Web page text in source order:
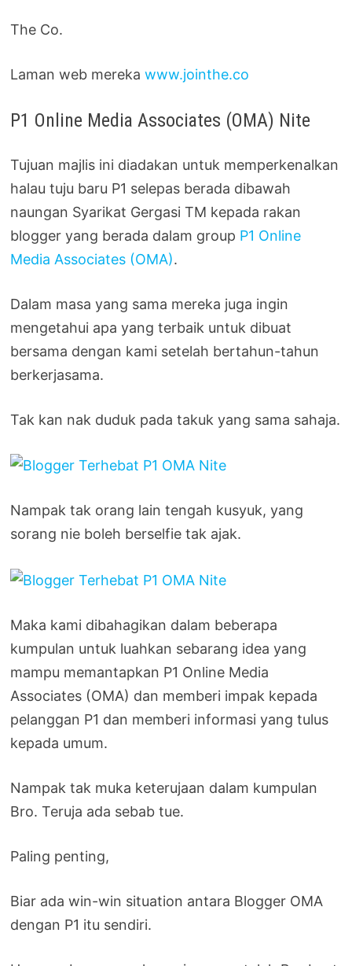
The Co.
Laman web merekawww.jointhe.co
P1 Online Media Associates (OMA) Nite
Tujuan majlis ini diadakan untuk memperkenalkan
halau tuju baru P1 selepas berada dibawah
naungan Syarikat Gergasi TM kepada rakan
blogger yang berada dalam group P1 Online
Media Associates (OMA).
Dalam masa yang sama mereka juga ingin
mengetahui apa yang terbaik untuk dibuat
bersama dengan kami setelah bertahun-tahun
berkerjasama.
Tak kan nak duduk pada takuk yang sama sahaja.
Nampak tak orang lain tengah kusyuk, yang
sorang nie boleh berselfie tak ajak.
Maka kami dibahagikan dalam beberapa
kumpulan untuk luahkan sebarang idea yang
mampu memantapkan P1 Online Media
Associates (OMA) dan memberi impak kepada
pelanggan P1 dan memberi informasi yang tulus
kepada umum.
Nampak tak muka keterujaan dalam kumpulan
Bro. Teruja ada sebab tue.
Paling penting,
Biar ada win-win situation antara Blogger OMA
dengan P1 itu sendiri.